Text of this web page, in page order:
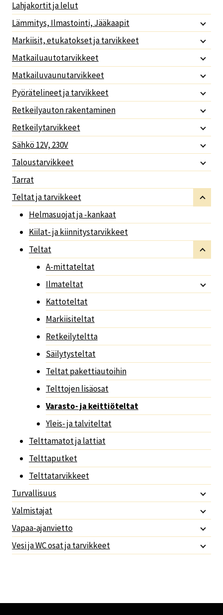
Lahjakortit ja lelut
Lämmitys, Ilmastointi, Jääkaapit
Markiisit, etukatokset ja tarvikkeet
Matkailuautotarvikkeet
Matkailuvaunutarvikkeet
Pyörätelineet ja tarvikkeet
Retkeilyauton rakentaminen
Retkeilytarvikkeet
Sähkö 12V, 230V
Taloustarvikkeet
Tarrat
Teltat ja tarvikkeet
Helmasuojat ja -kankaat
Kiilat- ja kiinnitystarvikkeet
Teltat
A-mittateltat
Ilmateltat
Kattoteltat
Markiisiteltat
Retkeilyteltta
Säilytysteltat
Teltat pakettiautoihin
Telttojen lisäosat
Varasto- ja keittiöteltat
Yleis- ja talviteltat
Telttamatot ja lattiat
Telttaputket
Telttatarvikkeet
Turvallisuus
Valmistajat
Vapaa-ajanvietto
Vesi ja WC osat ja tarvikkeet